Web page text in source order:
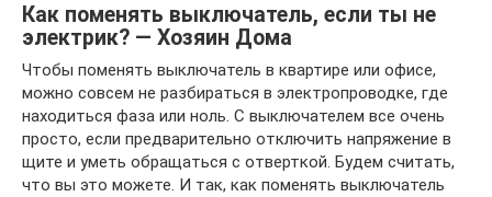
Как поменять выключатель, если ты не
электрик? — Хозяин Дома
Чтобы поменять выключатель в квартире или офисе,
можно совсем не разбираться в электропроводке, где
находиться фаза или ноль. С выключателем все очень
просто, если предварительно отключить напряжение в
щите и уметь обращаться с отверткой. Будем считать,
что вы это можете. И так, как поменять выключатель